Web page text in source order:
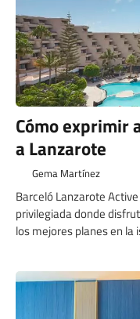
Cómo exprimir
a Lanzarote
Gema Martínez
Barceló Lanzarote
privilegiada donde
los mejores planes en la